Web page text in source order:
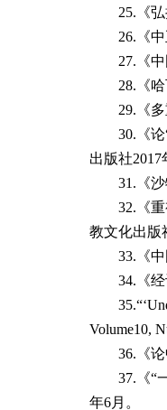
25. 《
26. 《
27. 《
28. 《
29. 《
30. 《论
出版社2017
31. 《
32. 《
教文化出版
33. 《
34. 《
35.
Volume10,
36. 《
37. 《“
年6月。